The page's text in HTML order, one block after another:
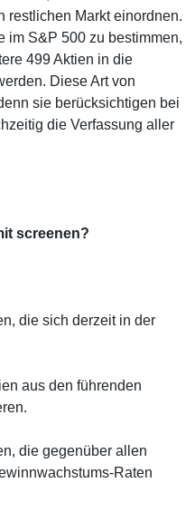
restlichen Markt einordnen.
im S&P 500 zu bestimmen,
499 Aktien in die
Diese Art von
sie berücksichtigen bei
die Verfassung aller
screenen?
die sich derzeit in der
aus den führenden
die gegenüber allen
Raten